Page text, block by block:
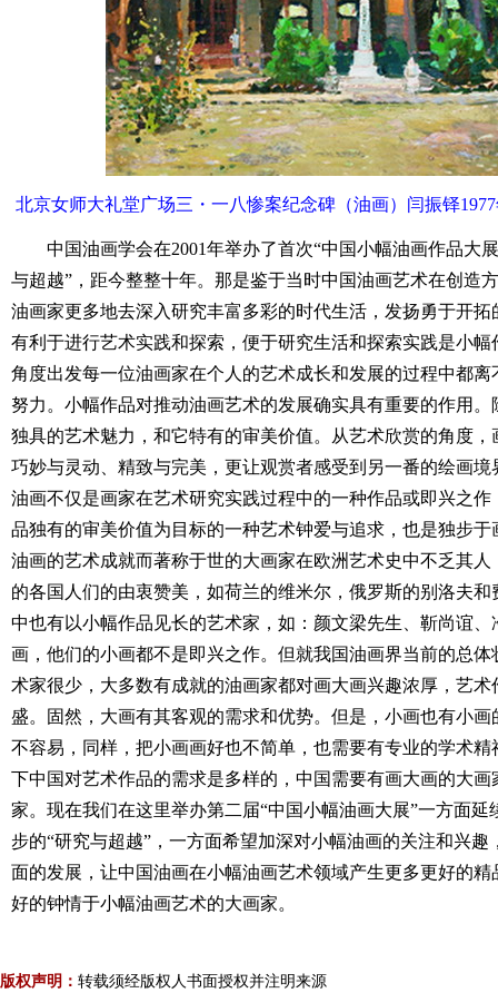
北京女师大礼堂广场三・一八惨案纪念碑（油画）闫振铎
中国油画学会在2001年举办了首次“中国小幅油画作品大
与超越”，距今整整十年。那是鉴于当时中国油画艺术在创造
油画家更多地去深入研究丰富多彩的时代生活，发扬勇于开
有利于进行艺术实践和探索，便于研究生活和探索实践是小
角度出发每一位油画家在个人的艺术成长和发展的过程中都
努力。小幅作品对推动油画艺术的发展确实具有重要的作用
独具的艺术魅力，和它特有的审美价值。从艺术欣赏的角度
巧妙与灵动、精致与完美，更让观赏者感受到另一番的绘画
油画不仅是画家在艺术研究实践过程中的一种作品或即兴之
品独有的审美价值为目标的一种艺术钟爱与追求，也是独步
油画的艺术成就而著称于世的大画家在欧洲艺术史中不乏其
的各国人们的由衷赞美，如荷兰的维米尔，俄罗斯的别洛夫
中也有以小幅作品见长的艺术家，如：颜文梁先生、靳尚谊
画，他们的小画都不是即兴之作。但就我国油画界当前的总
术家很少，大多数有成就的油画家都对画大画兴趣浓厚，艺
盛。固然，大画有其客观的需求和优势。但是，小画也有小
不容易，同样，把小画画好也不简单，也需要有专业的学术
下中国对艺术作品的需求是多样的，中国需要有画大画的大
家。现在我们在这里举办第二届“中国小幅油画大展”一方面
步的“研究与超越”，一方面希望加深对小幅油画的关注和兴
面的发展，让中国油画在小幅油画艺术领域产生更多更好的
好的钟情于小幅油画艺术的大画家。
版权声明： 转载须经版权人书面授权并注明来源